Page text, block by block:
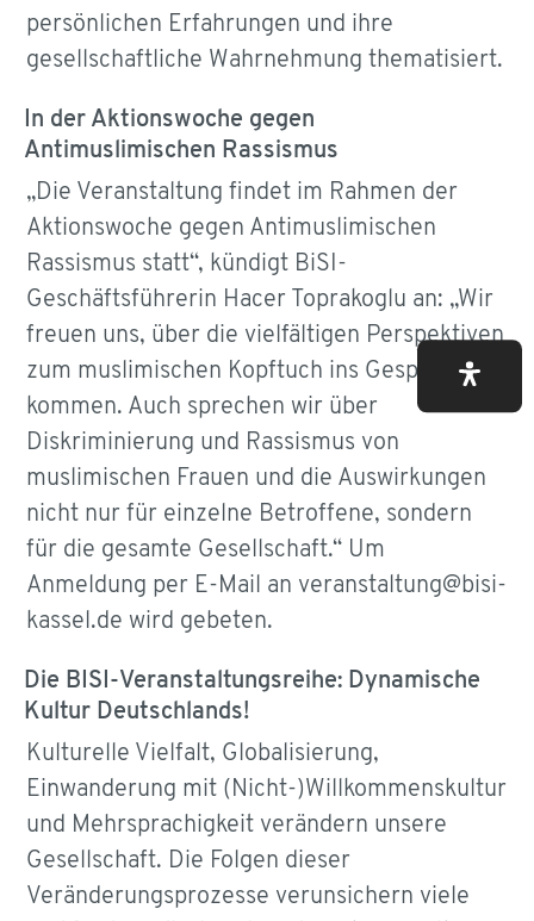
persönlichen Erfahrungen und ihre
gesellschaftliche Wahrnehmung thematisiert.
In der Aktionswoche gegen
Antimuslimischen Rassismus
„Die Veranstaltung findet im Rahmen der
Aktionswoche gegen Antimuslimischen
Rassismus statt“, kündigt BiSI-
Geschäftsführerin Hacer Toprakoglu an: „Wir
freuen uns, über die vielfältigen Perspektiven
zum muslimischen Kopftuch ins Gespräch zu
kommen. Auch sprechen wir über
Diskriminierung und Rassismus von
muslimischen Frauen und die Auswirkungen
nicht nur für einzelne Betroffene, sondern
für die gesamte Gesellschaft.“ Um
Anmeldung per E-Mail an veranstaltung@bisi-
kassel.de wird gebeten.
Die BISI-Veranstaltungsreihe: Dynamische
Kultur Deutschlands!
Kulturelle Vielfalt, Globalisierung,
Einwanderung mit (Nicht-)Willkommenskultur
und Mehrsprachigkeit verändern unsere
Gesellschaft. Die Folgen dieser
Veränderungsprozesse verunsichern viele